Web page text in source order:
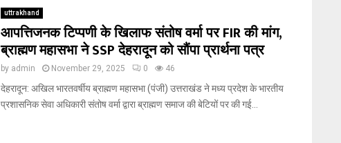
uttrakhand
आपत्तिजनक टिप्पणी के खिलाफ संतोष वर्मा पर FIR की मांग,
ब्राह्मण महासभा ने SSP देहरादून को सौंपा प्रार्थना पत्र
by admin November 29, 2025 0 46
देहरादून: अखिल भारतवर्षीय ब्राह्मण महासभा (पंजी) उत्तराखंड ने मध्य प्रदेश के भारतीय
प्रशासनिक सेवा अधिकारी संतोष वर्मा द्वारा ब्राह्मण समाज की बेटियों पर की गई...